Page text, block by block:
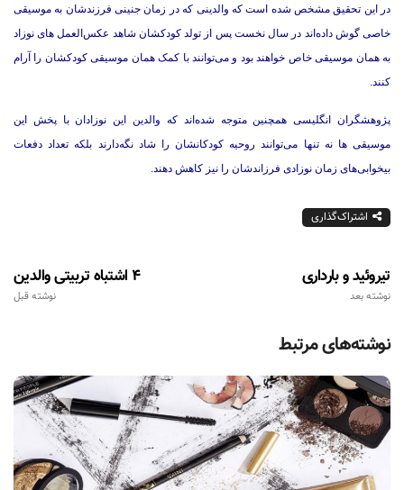
در این تحقیق مشخص شده است که والدینی که در زمان جنینی‌ فرزندشان به موسیقی
خاصی گوش داده‌اند در سال نخست پس از تولد کودکشان شاهد عکس‌العمل های نوزاد
به همان موسیقی خاص خواهند بود و می‌توانند با کمک همان موسیقی کودکشان را آرام
کنند.
پژوهشگران انگلیسی همچنین متوجه شده‌اند که والدین این نوزادان با پخش این
موسیقی ها نه تنها می‌توانند روحیه کودکانشان را شاد نگه‌دارند بلکه تعداد دفعات
بیخوابی‌های زمان نوزادی‌ فرزاندشان را نیز کاهش دهند.
اشتراک‌گذاری
4 اشتباه تربیتی والدین
نوشته قبل
تیروئید و بارداری
نوشته بعد
نوشته‌های مرتبط